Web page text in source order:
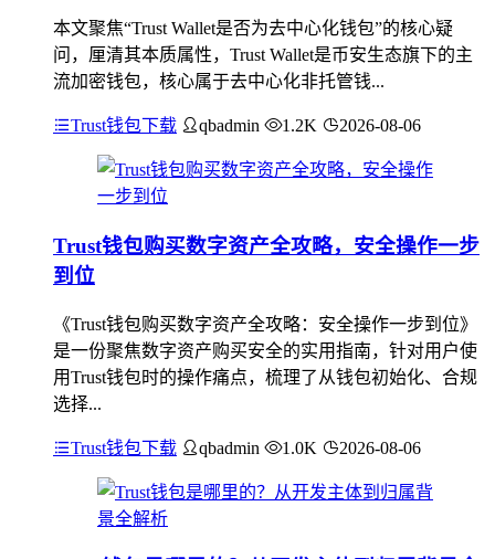
本文聚焦“Trust Wallet是否为去中心化钱包”的核心疑
问，厘清其本质属性，Trust Wallet是币安生态旗下的主
流加密钱包，核心属于去中心化非托管钱...
Trust钱包下载 qbadmin 1.2K 2026-08-06
Trust钱包购买数字资产全攻略，安全操作一步
到位
《Trust钱包购买数字资产全攻略：安全操作一步到位》
是一份聚焦数字资产购买安全的实用指南，针对用户使
用Trust钱包时的操作痛点，梳理了从钱包初始化、合规
选择...
Trust钱包下载 qbadmin 1.0K 2026-08-06